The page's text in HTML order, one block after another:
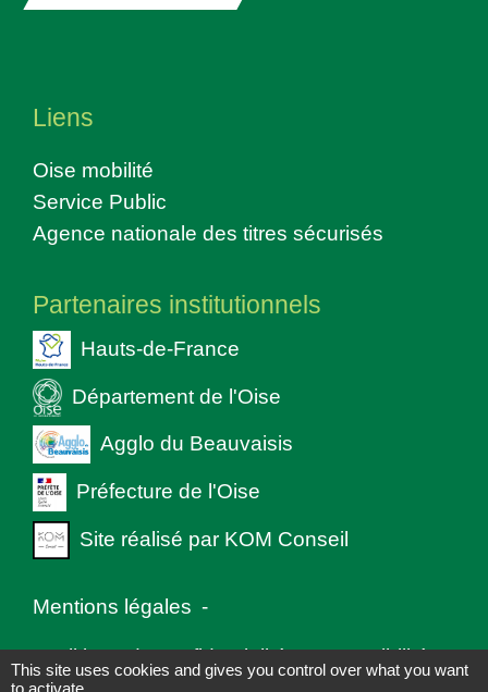
Liens
Oise mobilité
Service Public
Agence nationale des titres sécurisés
Partenaires institutionnels
Hauts-de-France
Département de l'Oise
Agglo du Beauvaisis
Préfecture de l'Oise
Site réalisé par KOM Conseil
Mentions légales -
Politique de confidentialité - Accessibilité -
This site uses cookies and gives you control over what you want
to activate